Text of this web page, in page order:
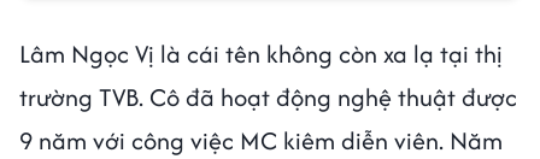
Lâm Ngọc Vị là cái tên không còn xa lạ tại thị
trường TVB. Cô đã hoạt động nghệ thuật được
9 năm với công việc MC kiêm diễn viên. Năm